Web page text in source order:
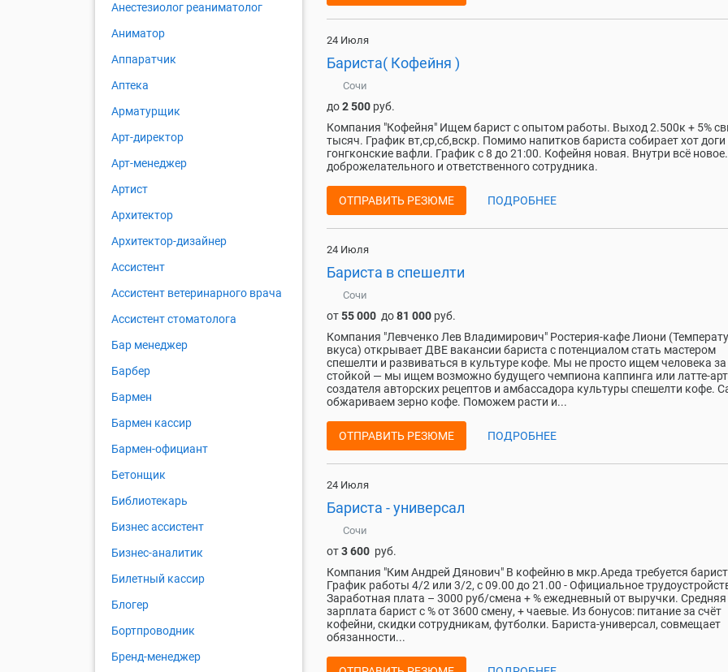
24 Июля
Бариста( Кофейня )
Сочи
до2 500 руб.
Компания "Кофейня" Ищем барист с опытом работы. Выход 2.500к + 5%
тысяч. График вт,ср,сб,вскр. Помимо напитков бариста собирает хот доги
гонгконские вафли. График с 8 до 21:00. Кофейня новая. Внутри всё
доброжелательного и ответственного сотрудника.
ОТПРАВИТЬ РЕЗЮМЕ ПОДРОБНЕЕ
24 Июля
Бариста в спешелти
Сочи
от55 000 до81 000 руб.
Компания "Левченко Лев Владимирович" Ростерия-кафе Лиони
вкуса) открывает ДВЕ вакансии бариста с потенциалом стать мастером
спешелти и развиваться в культуре кофе. Мы не просто ищем человека за
стойкой — мы ищем возможно будущего чемпиона каппинга или латте-
создателя авторских рецептов и амбассадора культуры спешелти кофе.
обжариваем зерно кофе. Поможем расти и...
ОТПРАВИТЬ РЕЗЮМЕ ПОДРОБНЕЕ
24 Июля
Бариста - универсал
Сочи
от3 600 руб.
Компания "Ким Андрей Дянович" В кофейню в мкр.Ареда требуется
График работы 4/2 или 3/2, с 09.00 до 21.00 - Официальное
Заработная плата – 3000 руб/смена + % ежедневный от выручки. Средняя
зарплата барист с % от 3600 смену, + чаевые. Из бонусов: питание за счёт
кофейни, скидки сотрудникам, футболки. Бариста-универсал, совмещает
обязанности...
Анестезиолог реаниматолог
Аниматор
Аппаратчик
Аптека
Арматурщик
Арт-директор
Арт-менеджер
Артист
Архитектор
Архитектор-дизайнер
Ассистент
Ассистент ветеринарного врача
Ассистент стоматолога
Бар менеджер
Барбер
Бармен
Бармен кассир
Бармен-официант
Бетонщик
Библиотекарь
Бизнес ассистент
Бизнес-аналитик
Билетный кассир
Блогер
Бортпроводник
Бренд-менеджер